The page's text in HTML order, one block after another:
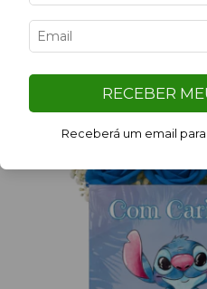
RECEBER
Receberá um email